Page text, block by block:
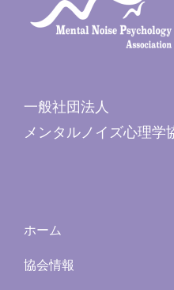
一般社団法人
メンタルノイズ心理学
ホーム
協会情報